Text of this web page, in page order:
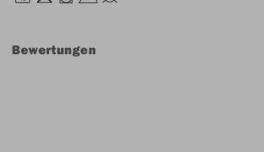
Bewertungen